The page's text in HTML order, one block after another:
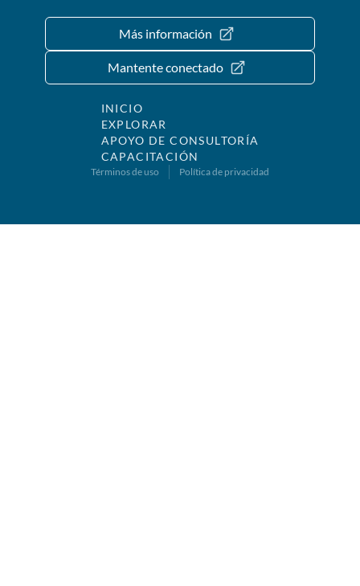
Más información
Mantente conectado
INICIO
EXPLORAR
APOYO DE CONSULTORÍA
CAPACITACIÓN
Términos de uso Política de privacidad